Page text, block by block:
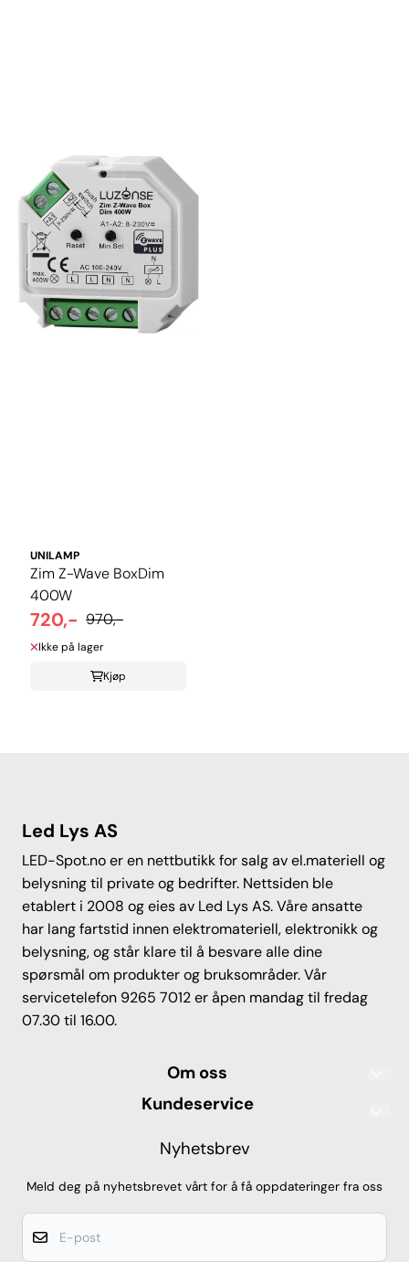
UNILAMP
Zim Z-Wave BoxDim
400W
720,- 970,-
Ikke på lager
Kjøp
Led Lys AS
LED-Spot.no er en nettbutikk for salg av el.materiell og
belysning til private og bedrifter. Nettsiden ble
etablert i 2008 og eies av Led Lys AS. Våre ansatte
har lang fartstid innen elektromateriell, elektronikk og
belysning, og står klare til å besvare alle dine
spørsmål om produkter og bruksområder. Vår
servicetelefon 9265 7012 er åpen mandag til fredag
07.30 til 16.00.
Om oss
Led Lys AS
7012 Trondheim
Org. nr. 912068978
Kundeservice
Frakt og levering
Nyhetsbrev
Meld deg på nyhetsbrevet vårt for å få oppdateringer fra oss